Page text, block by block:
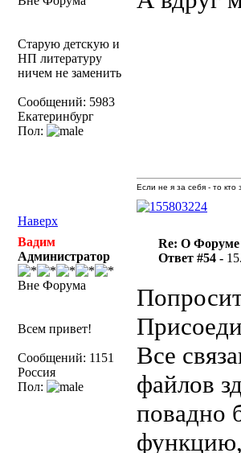
Старую детскую и
НП литературу
ничем не заменить
Сообщений: 5983
Екатеринбург
Пол:
Наверх
Если не я за себя - то
Вадим
Администратор
Вне Форума
Всем привет!
Сообщений: 1151
Россия
Пол:
Re: О Форуме
Ответ #54 -
Все
файлов
повадно